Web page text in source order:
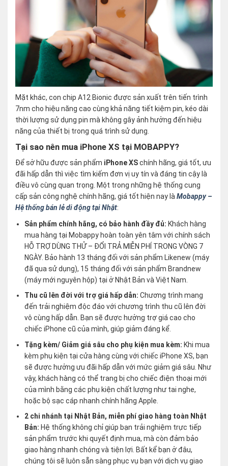
Mặt khác, con chip A12 Bionic được sản xuất trên tiến trình
7nm cho hiệu năng cao cùng khả năng tiết kiệm pin, kéo dài
thời lượng sử dụng pin mà không gây ảnh hưởng đến hiệu
năng của thiết bị trong quá trình sử dụng.
Tại sao nên mua iPhone XS tại MOBAPPY?
Để sở hữu được sản phẩm iPhone XSchính hãng, giá tốt, ưu
đãi hấp dẫn thì việc tìm kiếm đơn vị uy tín và đáng tin cậy là
điều vô cùng quan trọng. Một trong những hệ thống cung
cấp sản công nghệ chính hãng, giá tốt hiện nay là Mobappy –
Hệ thống bán lẻ di động tại Nhật:
Sản phẩm chính hãng, có bảo hành đầy đủ: Khách hàng
mua hàng tại Mobappy hoàn toàn yên tâm với chính sách
HỖ TRỢ DÙNG THỬ – ĐỔI TRẢ MIỄN PHÍ TRONG VÒNG 7
NGÀY. Bảo hành 13 tháng đối với sản phẩm Likenew (máy
đã qua sử dụng), 15 tháng đối với sản phẩm Brandnew
(máy mới nguyên hộp) tại ở Nhật Bản và Việt Nam.
Thu cũ lên đời với trợ giá hấp dẫn:Chương trình mang
đến trải nghiệm độc đáo với chương trình thu cũ lên đời
vô cùng hấp dẫn. Bạn sẽ được hưởng trợ giá cao cho
chiếc iPhone cũ của mình, giúp giảm đáng kể.
Tặng kèm/ Giảm giá sâu cho phụ kiện mua kèm:Khi mua
kèm phụ kiện tại cửa hàng cùng với chiếc iPhone XS, bạn
sẽ được hưởng ưu đãi hấp dẫn với mức giảm giá sâu. Như
vậy, khách hàng có thể trang bị cho chiếc điện thoại mới
của mình bằng các phụ kiện chất lượng như tai nghe,
hoặc bộ sạc cáp nhanh chính hãng Apple.
2 chi nhánh tại Nhật Bản, miễn phí giao hàng toàn Nhật
Bản: Hệ thống không chỉ giúp bạn trải nghiệm trực tiếp
sản phẩm trước khi quyết định mua, mà còn đảm bảo
giao hàng nhanh chóng và tiện lợi. Bất kể bạn ở đâu,
chúng tôi sẽ luôn sẵn sàng phục vụ bạn với dịch vụ giao